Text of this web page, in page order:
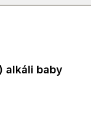
alkáli baby